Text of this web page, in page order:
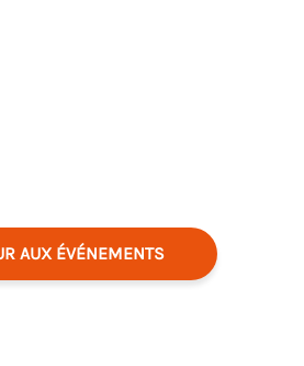
AUX ÉVÉNEMENTS